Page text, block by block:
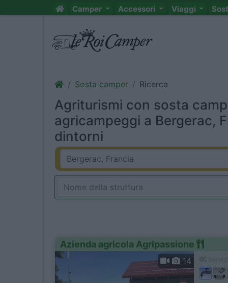
Camper Accessori Viaggi
Sosta camper Ricerca
Agriturismi con sosta
agricampeggi a Bergerac,
dintorni
Azienda agricola Agripassione
14